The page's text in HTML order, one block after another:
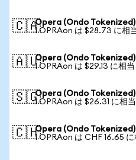
🇨🇦Opera (Ondo Tokenized)
1 OPRAon は $28.73 に相
🇦🇺Opera (Ondo Tokenized)
1 OPRAon は $29.13 に相当
🇸🇬Opera (Ondo Tokenized)
1 OPRAon は $26.31 に相当
🇨🇭Opera (Ondo Tokenized)
1 OPRAon は CHF 16.65 に